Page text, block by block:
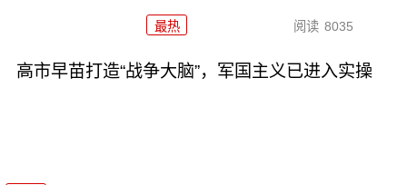
最热 阅读 8035
高市早苗打造“战争大脑”，军国主义已进入实操